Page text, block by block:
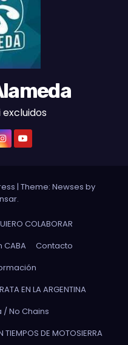
excluidos
| Theme: Newses by
.
COLABORAR
Contacto
EN LA ARGENTINA
No Chains
TIEMPOS DE MOTOSIERRA